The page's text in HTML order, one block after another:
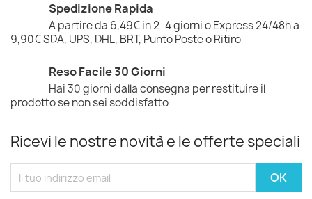
Spedizione Rapida
A partire da 6,49€ in 2–4 giorni o Express 24/48h a
9,90€ SDA, UPS, DHL, BRT, Punto Poste o Ritiro
Reso Facile 30 Giorni
Hai 30 giorni dalla consegna per restituire il
prodotto se non sei soddisfatto
Ricevi le nostre novità e le offerte speciali